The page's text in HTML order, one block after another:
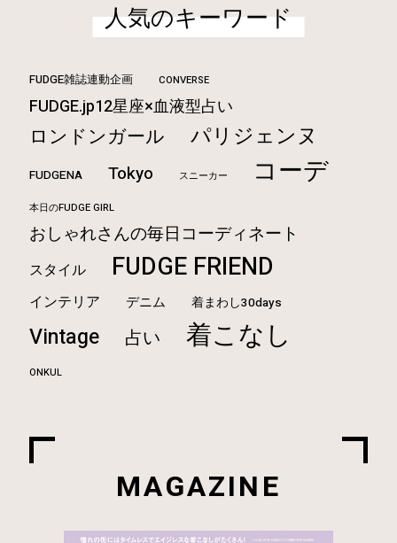
人気のキーワード
FUDGE雑誌連動企画 CONVERSE
FUDGE.jp12星座×血液型占い
ロンドンガール パリジェンヌ
FUDGENA Tokyo スニーカー コーデ
本日のFUDGE GIRL
おしゃれさんの毎日コーディネート
スタイル FUDGE FRIEND
インテリア デニム 着まわし30days
Vintage 占い 着こなし
ONKUL
MAGAZINE